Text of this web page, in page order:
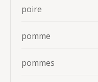
poire
pomme
pommes